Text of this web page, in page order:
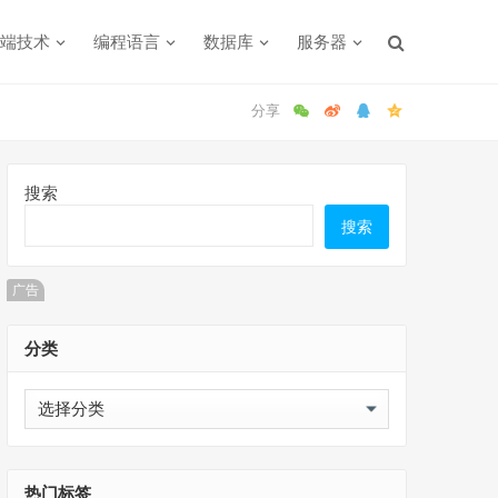
技术 编程语言 数据库 服务器
搜索
搜索
广告
分类
分
类
热门标签